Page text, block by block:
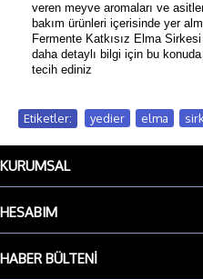
veren meyve aromaları ve
bakım ürünleri içerisinde yer
Fermente Katkısız Elma
daha detaylı bilgi için bu
tecih ediniz
Etiketler: yedier elma
KURUMSAL
HESABIM
HABER BÜLTENI